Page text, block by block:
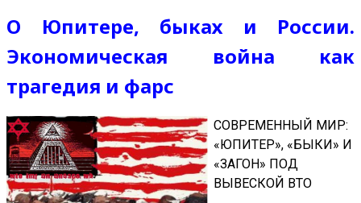
О Юпитере, быках и России.
Экономическая война как
трагедия и фарс
СОВРЕМЕННЫЙ МИР:
«ЮПИТЕР», «БЫКИ» И
«ЗАГОН» ПОД
ВЫВЕСКОЙ ВТО